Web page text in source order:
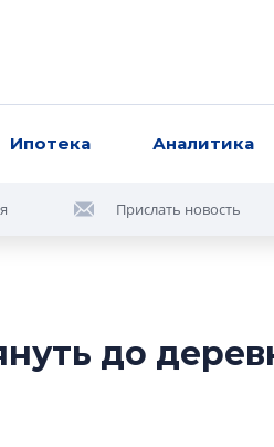
Ипотека Аналитика
Прислать новость
до